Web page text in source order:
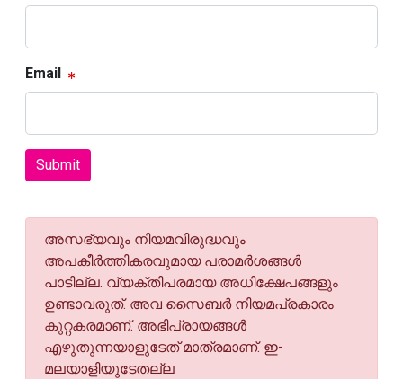
Email
Submit
അസഭ്യവും നിയമവിരുദ്ധവും
അപകീര്‍ത്തികരവുമായ പരാമര്‍ശങ്ങള്‍
പാടില്ല. വ്യക്തിപരമായ അധിക്ഷേപങ്ങളും
ഉണ്ടാവരുത്. അവ സൈബര്‍ നിയമപ്രകാരം
കുറ്റകരമാണ്. അഭിപ്രായങ്ങള്‍
എഴുതുന്നയാളുടേത് മാത്രമാണ്. ഇ-
മലയാളിയുടേതല്ല